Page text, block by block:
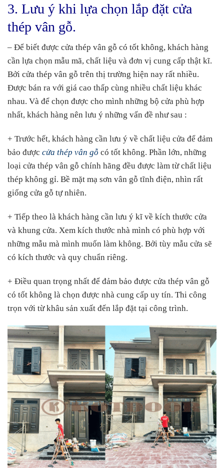
3. Lưu ý khi lựa chọn lắp đặt cửa
thép vân gỗ.
– Để biết được cửa thép vân gỗ có tốt không, khách hàng
cần lựa chọn mẫu mã, chất liệu và đơn vị cung cấp thật kĩ.
Bởi cửa thép vân gỗ trên thị trường hiện nay rất nhiều.
Được bán ra với giá cao thấp cùng nhiều chất liệu khác
nhau. Và để chọn được cho mình những bộ cửa phù hợp
nhất, khách hàng nên lưu ý những vấn đề như sau :
+ Trước hết, khách hàng cần lưu ý về chất liệu cửa để đảm
bảo được cửa thép vân gỗ có tốt không. Phần lớn, những
loại cửa thép vân gỗ chính hãng đều được làm từ chất liệu
thép không gỉ. Bề mặt mạ sơn vân gỗ tĩnh điện, nhìn rất
giống cửa gỗ tự nhiên.
+ Tiếp theo là khách hàng cần lưu ý kĩ về kích thước cửa
và khung cửa. Xem kích thước nhà mình có phù hợp với
những mẫu mà mình muốn làm không. Bởi tùy mẫu cửa sẽ
có kích thước và quy chuẩn riêng.
+ Điều quan trọng nhất để đảm bảo được cửa thép vân gỗ
có tốt không là chọn được nhà cung cấp uy tín. Thi công
trọn với từ khâu sản xuất đến lắp đặt tại công trình.